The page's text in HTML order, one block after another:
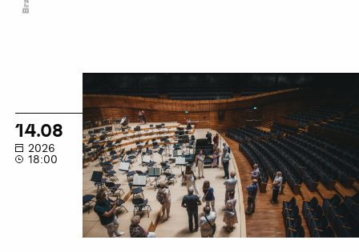
zwiedzanie
zakamarków
NOSPR
14.08
2026
18:00